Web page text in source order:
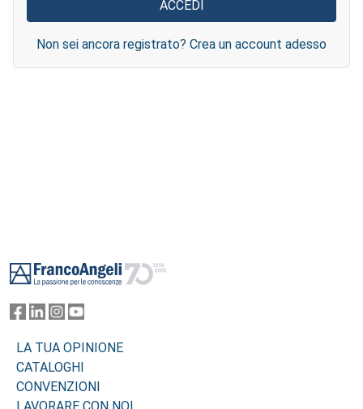
Non sei ancora registrato? Crea un account adesso
LA TUA OPINIONE
CATALOGHI
CONVENZIONI